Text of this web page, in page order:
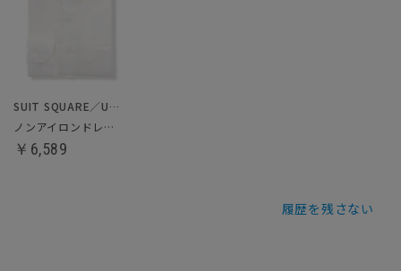
SUIT SQUARE／UNIVERSAL LANGUAGE
ノンアイロンドレスシャツ
￥6,589
履歴を残さない